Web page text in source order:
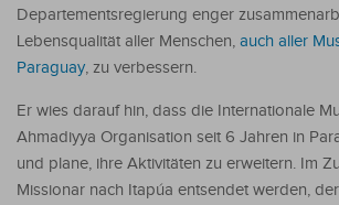
Departementsregierung enger
Lebensqualität aller Menschen, auch aller
Paraguay, zu verbessern.
Er wies darauf hin, dass die Internationale
Ahmadiyya Organisation seit 6 Jahren in
und plane, ihre Aktivitäten zu erweitern. Im
Missionar nach Itapúa entsendet werden,